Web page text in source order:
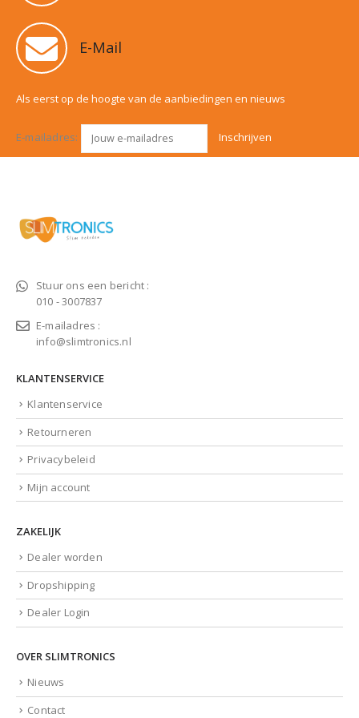
E-Mail
Als eerst op de hoogte van de aanbiedingen en nieuws
E-mailadres:
Stuur ons een bericht :
010 - 3007837
E-mailadres :
info@slimtronics.nl
KLANTENSERVICE
Klantenservice
Retourneren
Privacybeleid
Mijn account
ZAKELIJK
Dealer worden
Dropshipping
Dealer Login
OVER SLIMTRONICS
Nieuws
Contact